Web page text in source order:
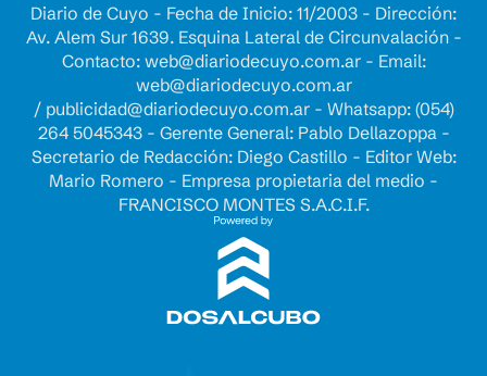
Diario de Cuyo - Fecha de Inicio: 11/2003 - Dirección:
Av. Alem Sur 1639. Esquina Lateral de Circunvalación -
Contacto: web@diariodecuyo.com.ar- Email:
web@diariodecuyo.com.ar
/ publicidad@diariodecuyo.com.ar- Whatsapp: (054)
264 5045343 - Gerente General: Pablo Dellazoppa -
Secretario de Redacción: Diego Castillo - Editor Web:
Mario Romero - Empresa propietaria del medio -
FRANCISCO MONTES S.A.C.I.F.